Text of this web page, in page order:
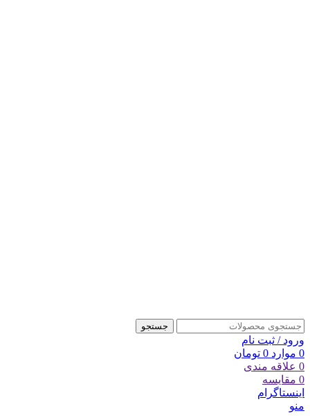
جستجو
ورود / ثبت نام
0 موارد 0 تومان
0 علاقه مندی
0 مقایسه
اینستاگرام
منو